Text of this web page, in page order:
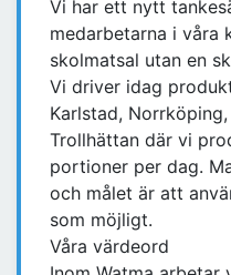
Vi har ett nytt
medarbetarna i våra
skolmatsal utan en
Vi driver idag
Karlstad,
Trollhättan där vi
portioner per dag.
och målet är att
som möjligt.
Våra värdeord